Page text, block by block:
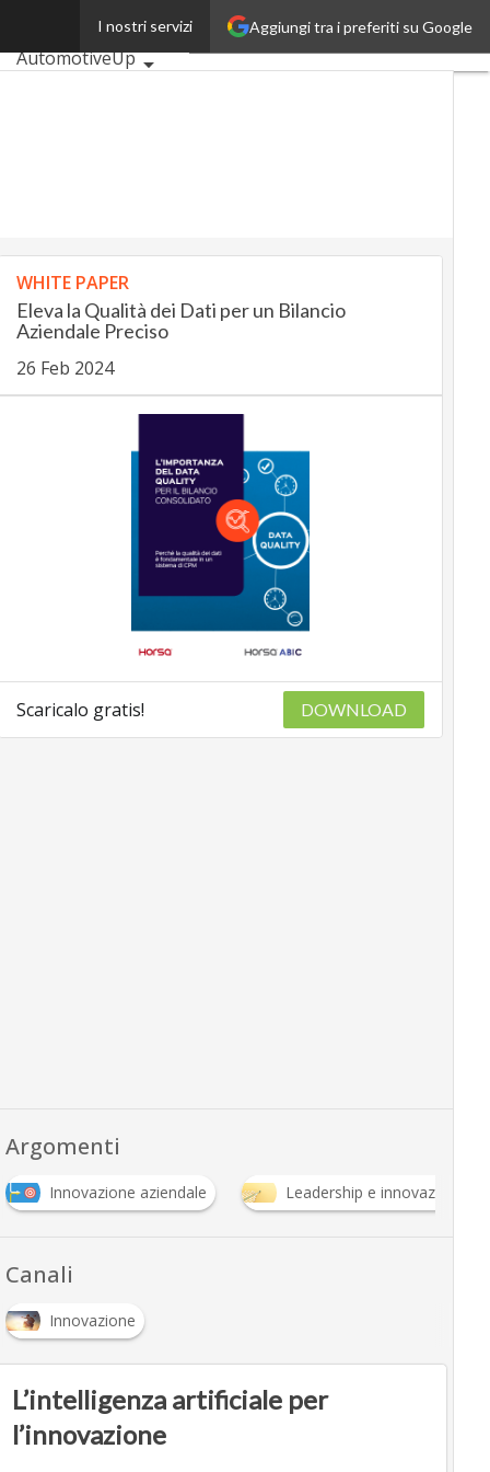
Aggiungi tra i preferiti su Google
I nostri servizi
Ultimi articoli
AutomotiveUp
WHITE PAPER
Eleva la Qualità dei Dati per un Bilancio
Aziendale Preciso
26 Feb 2024
Scaricalo gratis! DOWNLOAD
Argomenti
Innovazione aziendale Leadership e innovazione
Canali
Innovazione
L’intelligenza artificiale per
l’innovazione